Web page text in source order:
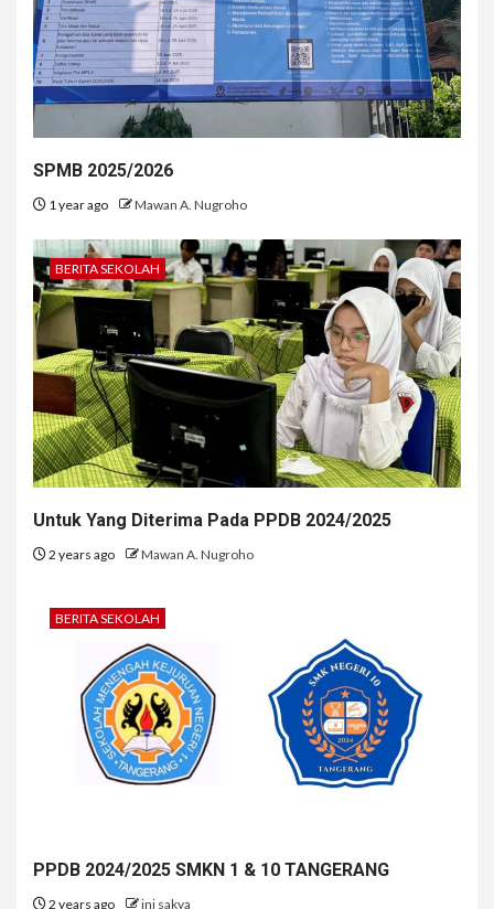
SPMB 2025/2026
1 year ago Mawan A. Nugroho
BERITA SEKOLAH
Untuk Yang Diterima Pada PPDB 2024/2025
2 years ago Mawan A. Nugroho
BERITA SEKOLAH
PPDB 2024/2025 SMKN 1 & 10 TANGERANG
2 years ago ini sakya